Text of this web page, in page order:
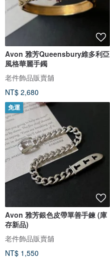
Avon 雅芳Queensbury維多利亞
風格華麗手鐲
老件飾品販賣舖
NT$ 2,680
免運
Avon 雅芳銀色皮帶單善手鍊 (庫
存新品)
老件飾品販賣舖
NT$ 1,550